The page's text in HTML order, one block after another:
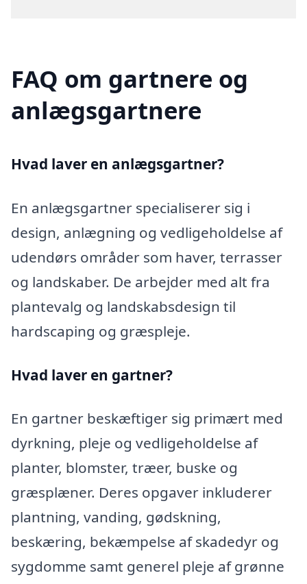
FAQ om gartnere og
anlægsgartnere
Hvad laver en anlægsgartner?
En anlægsgartner specialiserer sig i
design, anlægning og vedligeholdelse af
udendørs områder som haver, terrasser
og landskaber. De arbejder med alt fra
plantevalg og landskabsdesign til
hardscaping og græspleje.
Hvad laver en gartner?
En gartner beskæftiger sig primært med
dyrkning, pleje og vedligeholdelse af
planter, blomster, træer, buske og
græsplæner. Deres opgaver inkluderer
plantning, vanding, gødskning,
beskæring, bekæmpelse af skadedyr og
sygdomme samt generel pleje af grønne